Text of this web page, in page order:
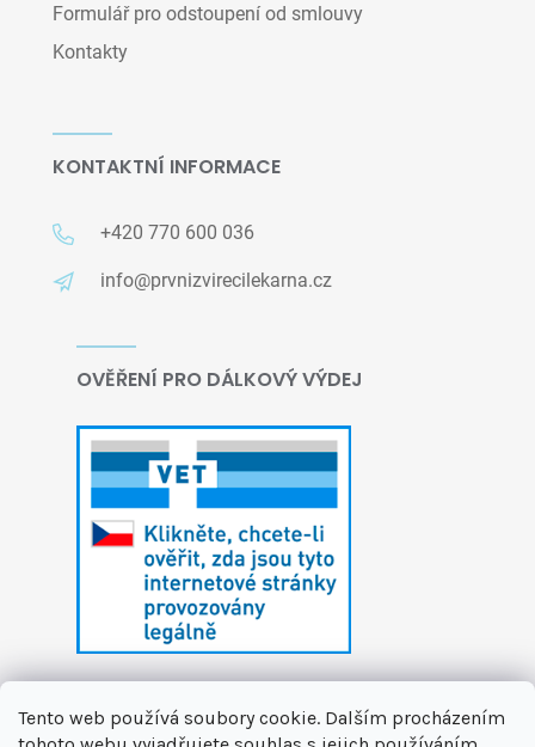
Tento web používá soubory cookie. Dalším procházením
Formulář pro odstoupení od smlouvy
Kontakty
KONTAKTNÍ INFORMACE
+420 770 600 036
info@prvnizvirecilekarna.cz
OVĚŘENÍ PRO DÁLKOVÝ VÝDEJ